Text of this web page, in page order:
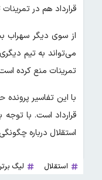
قرارداد هم در
از سوی دیگر سهراب
می‌تواند به تیم
تمرینات منع کرده
با این تفاسیر
قرارداد است. با
استقلال درباره
استقلال لیگ برتر